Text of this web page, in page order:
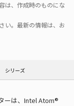
は、作成時のものにな
い。最新の情報は、お
シリーズ
ーは、Intel Atom®